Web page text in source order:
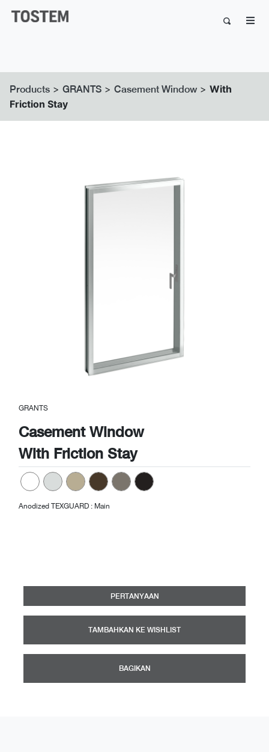
Products > GRANTS > Casement Window > With
Friction Stay
GRANTS
Casement Window
With Friction Stay
Anodized TEXGUARD : Main
PERTANYAAN
TAMBAHKAN KE WISHLIST
BAGIKAN